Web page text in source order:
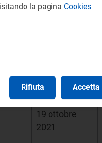
2021
19 ottobre
2021
la pagina Cookies
Rifiuta Accetta